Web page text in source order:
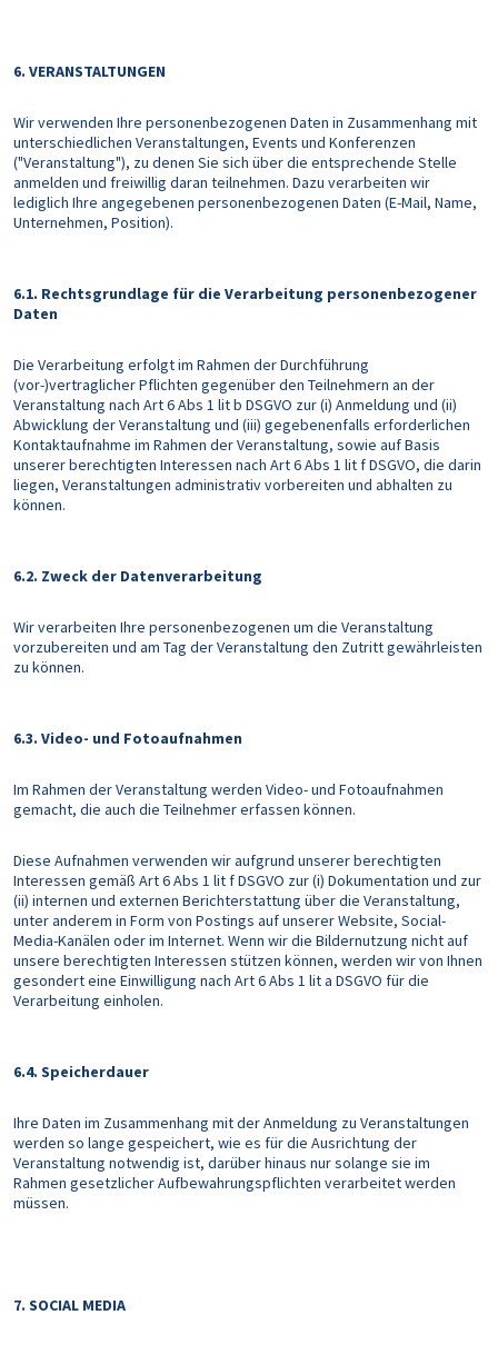
6. VERANSTALTUNGEN
Wir verwenden Ihre personenbezogenen Daten in Zusammenhang mit
unterschiedlichen Veranstaltungen, Events und Konferenzen
("Veranstaltung"), zu denen Sie sich über die entsprechende Stelle
anmelden und freiwillig daran teilnehmen. Dazu verarbeiten wir
lediglich Ihre angegebenen personenbezogenen Daten (E-Mail, Name,
Unternehmen, Position).
6.1. Rechtsgrundlage für die Verarbeitung personenbezogener
Daten
Die Verarbeitung erfolgt im Rahmen der Durchführung
(vor-)vertraglicher Pflichten gegenüber den Teilnehmern an der
Veranstaltung nach Art 6 Abs 1 lit b DSGVO zur (i) Anmeldung und (ii)
Abwicklung der Veranstaltung und (iii) gegebenenfalls erforderlichen
Kontaktaufnahme im Rahmen der Veranstaltung, sowie auf Basis
unserer berechtigten Interessen nach Art 6 Abs 1 lit f DSGVO, die darin
liegen, Veranstaltungen administrativ vorbereiten und abhalten zu
können.
6.2. Zweck der Datenverarbeitung
Wir verarbeiten Ihre personenbezogenen um die Veranstaltung
vorzubereiten und am Tag der Veranstaltung den Zutritt gewährleisten
zu können.
6.3. Video- und Fotoaufnahmen
Im Rahmen der Veranstaltung werden Video- und Fotoaufnahmen
gemacht, die auch die Teilnehmer erfassen können.
Diese Aufnahmen verwenden wir aufgrund unserer berechtigten
Interessen gemäß Art 6 Abs 1 lit f DSGVO zur (i) Dokumentation und zur
(ii) internen und externen Berichterstattung über die Veranstaltung,
unter anderem in Form von Postings auf unserer Website, Social-
Media-Kanälen oder im Internet. Wenn wir die Bildernutzung nicht auf
unsere berechtigten Interessen stützen können, werden wir von Ihnen
gesondert eine Einwilligung nach Art 6 Abs 1 lit a DSGVO für die
Verarbeitung einholen.
6.4. Speicherdauer
Ihre Daten im Zusammenhang mit der Anmeldung zu Veranstaltungen
werden so lange gespeichert, wie es für die Ausrichtung der
Veranstaltung notwendig ist, darüber hinaus nur solange sie im
Rahmen gesetzlicher Aufbewahrungspflichten verarbeitet werden
müssen.
7. SOCIAL MEDIA